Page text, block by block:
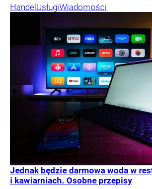
Handel UsługiWiadomości
Jednak będzie darmowa woda w
i kawiarniach. Osobne przepisy